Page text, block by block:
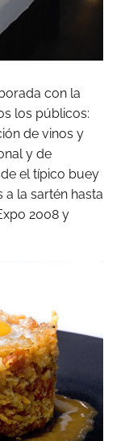
con la
los públicos:
de vinos y
y de
el típico buey
la sartén hasta
2008 y